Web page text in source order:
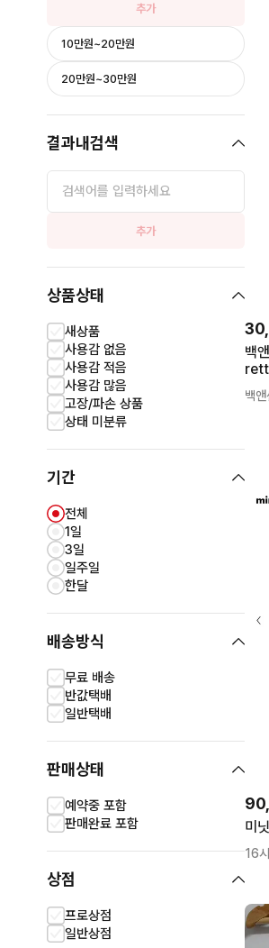
추가
10만원~20만원
20만원~30만원
결과내검색
추가
상품상태
새상품
사용감 없음
사용감 적음
사용감 많음
고장/파손 상품
상태 미분류
기간
전체
1일
3일
일주일
한달
배송방식
무료 배송
반값택배
일반택배
판매상태
예약중 포함
판매완료 포함
상점
프로상점
일반상점
백
rett
백
백
16